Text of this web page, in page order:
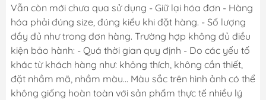
Vẫn còn mới chưa qua sử dụng - Giữ lại hóa đơn - Hàng
hóa phải đúng size, đúng kiểu khi đặt hàng. - Số lượng
đầy đủ như trong đơn hàng. Trường hợp không đủ điều
kiện bảo hành: - Quá thời gian quy định - Do các yếu tố
khác từ khách hàng như: không thích, không cần thiết,
đặt nhầm mã, nhầm màu... Màu sắc trên hình ảnh có thể
không giống hoàn toàn với sản phẩm thực tế nhiều lý